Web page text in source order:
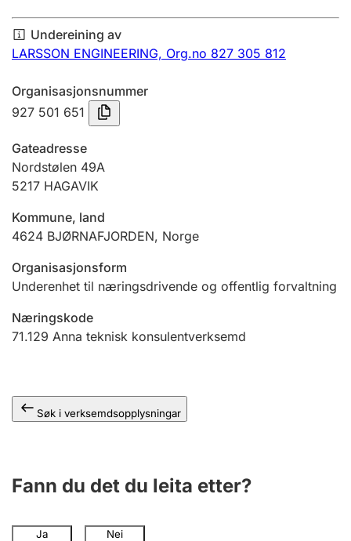
Årsrekneskap
Innsending og forseinkingsgebyr
Tinglysing
Jeger
Betaling og jegeravgiftskort
Ektepaktrettleiaren
Undereining av
LARSSON ENGINEERING, Org.no 827 305 812
Organisasjonsnummer
927 501 651
Gateadresse
Nordstølen 49A
5217 HAGAVIK
Kommune, land
4624 BJØRNAFJORDEN, Norge
Organisasjonsform
Underenhet til næringsdrivende og offentlig forvaltning
Næringskode
71.129 Anna teknisk konsulentverksemd
Søk i verksemdsopplysningar
Fann du det du leita etter?
Ja Nei